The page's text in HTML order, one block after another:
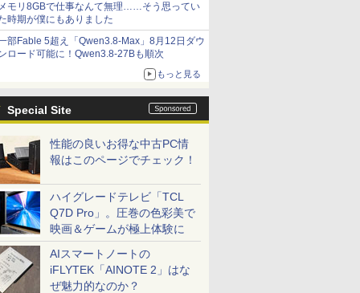
モリ8GBで仕事なんて無理……そう思ってい
時期が僕にもありました
部Fable 5超え「Qwen3.8-Max」8月12日ダウ
ロード可能に！Qwen3.8-27Bも順次
もっと見る
Special Site
性能の良いお得な中古PC情
報はこのページでチェック！
ハイグレードテレビ「TCL
Q7D Pro」。圧巻の色彩美で
映画＆ゲームが極上体験に
AIスマートノートの
iFLYTEK「AINOTE 2」はな
ぜ魅力的なのか？